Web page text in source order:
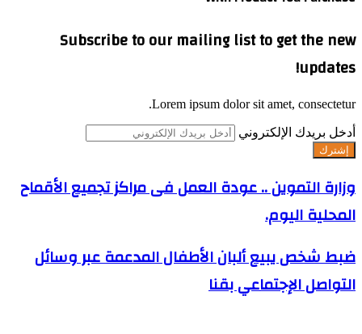
Subscribe to our mailing list to get the new
updates!
Lorem ipsum dolor sit amet, consectetur.
أدخل بريدك الإلكتروني
وزارة التموين .. عودة العمل فى مراكز تجميع الأقماح
المحلية اليوم.
ضبط شخص يبيع ألبان الأطفال المدعمة عبر وسائل
التواصل الإجتماعي بقنا